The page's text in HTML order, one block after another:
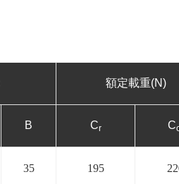
額定載重(N)
B Cr C
35 195